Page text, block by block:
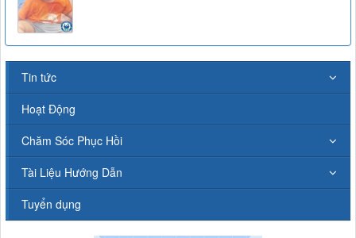
Tin tức
Hoạt Động
Chăm Sóc Phục Hồi
Tài Liệu Hướng Dẫn
Tuyển dụng